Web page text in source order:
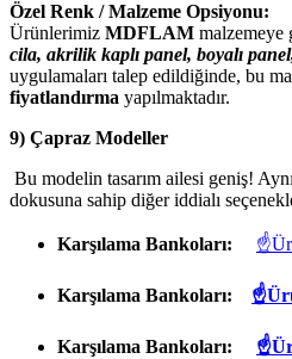
Özel Renk / Malzeme Opsiyonu:
Ürünlerimiz MDFLAM malzemeye
cila, akrilik kaplı panel, boyalı
uygulamaları talep edildiğinde, bu
fiyatlandırma yapılmaktadır.
9) Çapraz Modeller
Bu modelin tasarım ailesi geniş!
dokusuna sahip diğer iddialı
Karşılama Bankoları:
Karşılama Bankoları:
Karşılama Bankoları: